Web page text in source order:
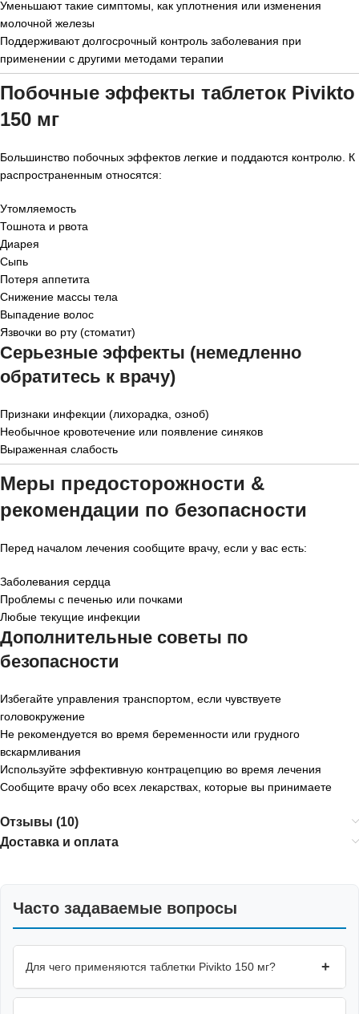
Уменьшают такие симптомы, как уплотнения или изменения
молочной железы
Поддерживают долгосрочный контроль заболевания при
применении с другими методами терапии
Побочные эффекты таблеток Pivikto
150 мг
Большинство побочных эффектов легкие и поддаются контролю. К
распространенным относятся:
Утомляемость
Тошнота и рвота
Диарея
Сыпь
Потеря аппетита
Снижение массы тела
Выпадение волос
Язвочки во рту (стоматит)
Серьезные эффекты (немедленно
обратитесь к врачу)
Признаки инфекции (лихорадка, озноб)
Необычное кровотечение или появление синяков
Выраженная слабость
Меры предосторожности &
рекомендации по безопасности
Перед началом лечения сообщите врачу, если у вас есть:
Заболевания сердца
Проблемы с печенью или почками
Любые текущие инфекции
Дополнительные советы по
безопасности
Избегайте управления транспортом, если чувствуете
головокружение
Не рекомендуется во время беременности или грудного
вскармливания
Используйте эффективную контрацепцию во время лечения
Сообщите врачу обо всех лекарствах, которые вы принимаете
Отзывы (10)
Доставка и оплата
Часто задаваемые вопросы
Для чего применяются таблетки Pivikto 150 мг? +